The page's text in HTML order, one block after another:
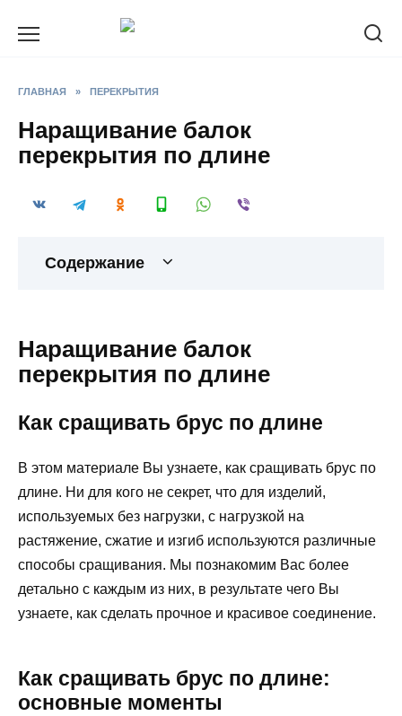
ГЛАВНАЯ » ПЕРЕКРЫТИЯ
Наращивание балок
перекрытия по длине
Содержание
Наращивание балок
перекрытия по длине
Как сращивать брус по длине
В этом материале Вы узнаете, как сращивать брус по
длине. Ни для кого не секрет, что для изделий,
используемых без нагрузки, с нагрузкой на
растяжение, сжатие и изгиб используются различные
способы сращивания. Мы познакомим Вас более
детально с каждым из них, в результате чего Вы
узнаете, как сделать прочное и красивое соединение.
Как сращивать брус по длине:
основные моменты